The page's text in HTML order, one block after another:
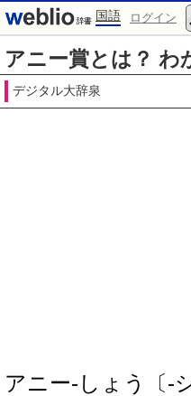
国語 ログイン
アニー賞とは？ わ
デジタル大辞泉
アニー‐しょう〔‐